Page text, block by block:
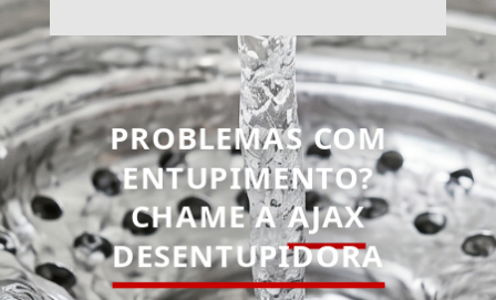
PROBLEMAS COM
ENTUPIMENTO?
CHAME AAJAX
DESENTUPIDORA